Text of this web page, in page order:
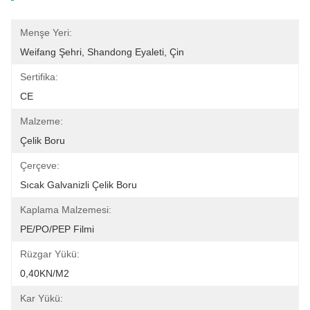
Menşe Yeri:
Weifang Şehri, Shandong Eyaleti, Çin
Sertifika:
CE
Malzeme:
Çelik Boru
Çerçeve:
Sıcak Galvanizli Çelik Boru
Kaplama Malzemesi:
PE/PO/PEP Filmi
Rüzgar Yükü:
0,40KN/m2
Kar Yükü: